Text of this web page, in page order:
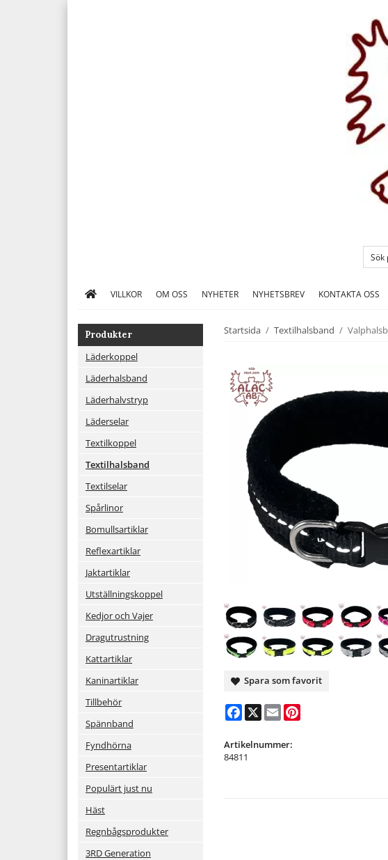
VILLKOR OM OSS NYHETER NYHETSBREV KONTAKTA OSS
Produkter
Läderkoppel
Läderhalsband
Läderhalvstryp
Läderselar
Textilkoppel
Textilhalsband
Textilselar
Spårlinor
Bomullsartiklar
Reflexartiklar
Jaktartiklar
Utställningskoppel
Kedjor och Vajer
Dragutrustning
Kattartiklar
Kaninartiklar
Tillbehör
Spännband
Fyndhörna
Presentartiklar
Populärt just nu
Häst
Regnbågsprodukter
3RD Generation
Startsida / Textilhalsband /
Spara som favorit
Facebook
X Email
Artikelnummer:
84811